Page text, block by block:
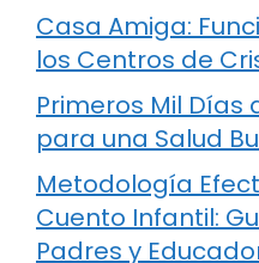
Casa Amiga:
los Centros de
Primeros Mil Días
para una Salud
Metodología
Cuento Infantil:
Padres y